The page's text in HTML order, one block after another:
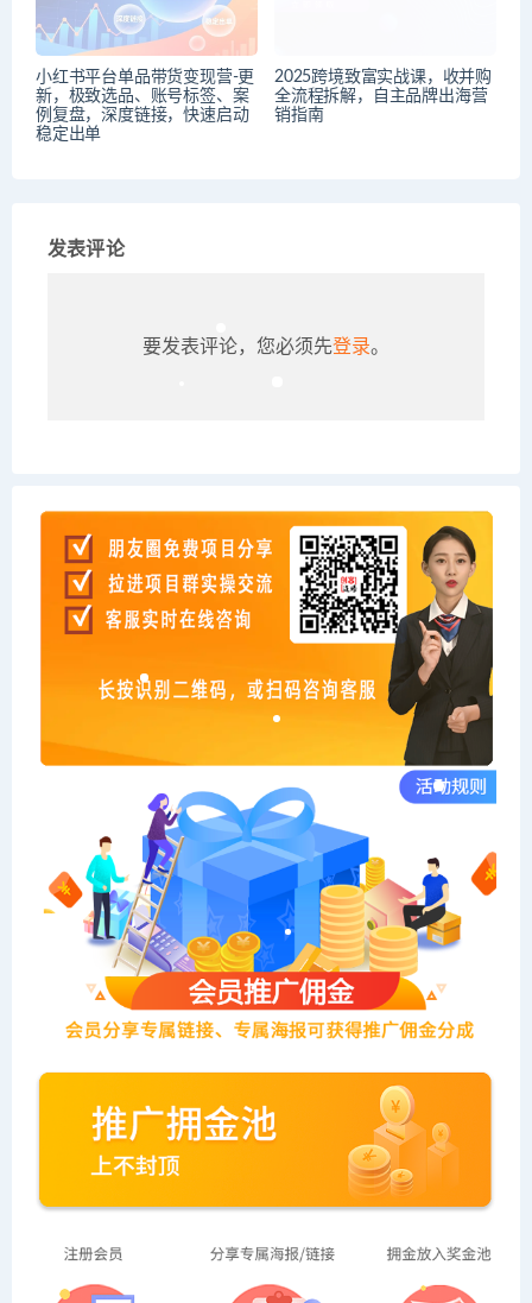
小红书平台单品带货变现营-更
新，极致选品、账号标签、案
例复盘，深度链接，快速启动
稳定出单
2025跨境致富实战课，收并购
全流程拆解，自主品牌出海营
销指南
发表评论
要发表评论，您必须先登录。